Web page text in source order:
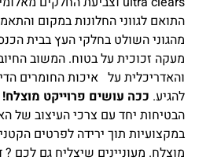
התואם לגווני החלונות במקום
מהגוני השולט בחלקי העץ בבית
מעקה זכוכית על בטוח. המשוב
והאדריכלית על איכות החומרים
להגיע. ככה עושים פרוייקט מוצלח!
הבטיחות יחד עם צרכי העיצוב של
במקצועיות תוך ירידה לפרטים
מוצלח. מעוניינים שיצליח גם לכם ?